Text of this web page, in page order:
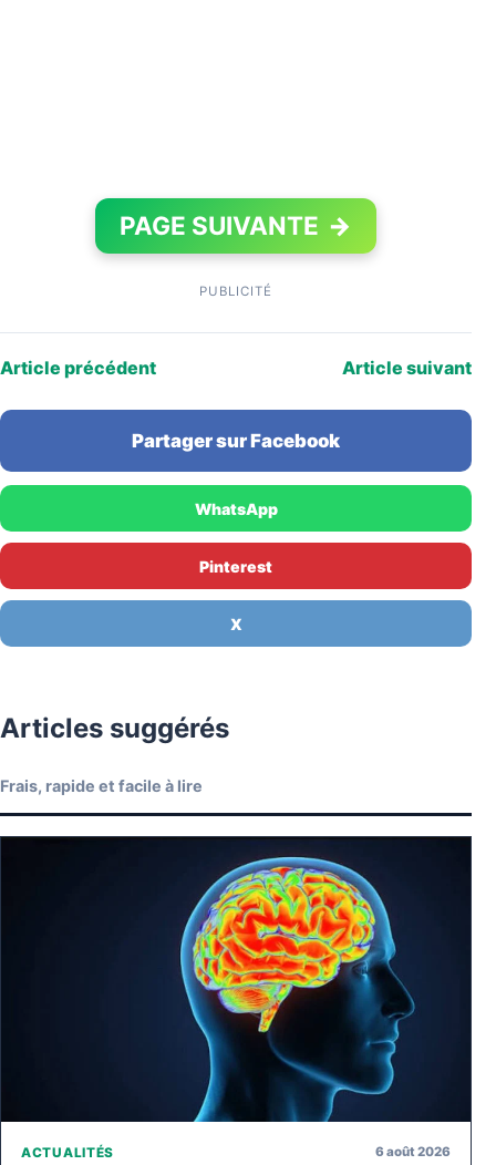
PAGE SUIVANTE →
PUBLICITÉ
Article précédent Article suivant
Partager sur Facebook
WhatsApp
Pinterest
X
Articles suggérés
Frais, rapide et facile à lire
ACTUALITÉS 6 août 2026